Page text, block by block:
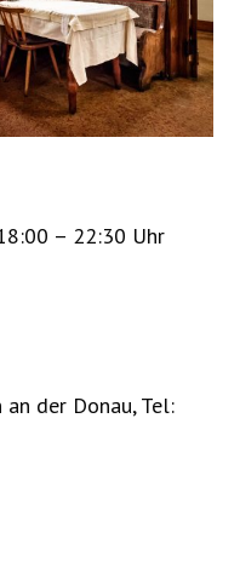
– 22:30 Uhr
der Donau,Tel: